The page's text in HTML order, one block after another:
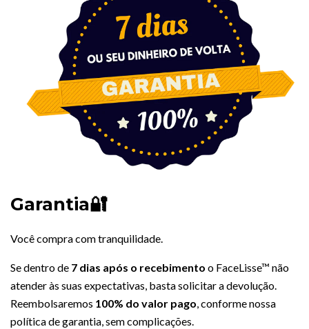
Garantia🔐
Você compra com tranquilidade.
Se dentro de 7 dias após o recebimento o FaceLisse™ não
atender às suas expectativas, basta solicitar a devolução.
Reembolsaremos 100% do valor pago, conforme nossa
política de garantia, sem complicações.